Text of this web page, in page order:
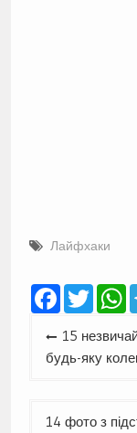
Лайфхаки
Facebook
Twitter
Навігація
записів
15
будь-яку
14 фото з